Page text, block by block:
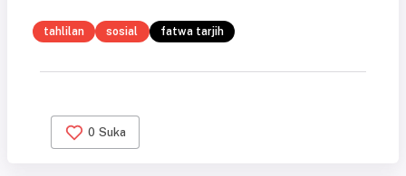
tahlilan sosial fatwa tarjih
0 Suka